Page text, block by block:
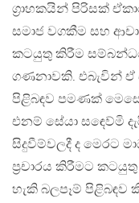
ග්‍රාහකයින් පිරිසක්
සමාජ වගකීම සහ
කටයුතු කිරීම
ගණනාවකි. එබැවින්
පිළිබඳව පමණක්
එනම් සේයා සඳෙව්මි
සිදුවීම්වලදී ද මෙරට
ප්‍රචාරය කිරීමට
හැකි බලපෑම්